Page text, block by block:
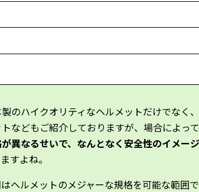
のハイクオリティなヘルメットだけでなく
などもご紹介しておりますが、場合によっ
異なるせいで、なんとなく安全性のイメー
すよね。
ヘルメットのメジャーな規格を可能な範囲